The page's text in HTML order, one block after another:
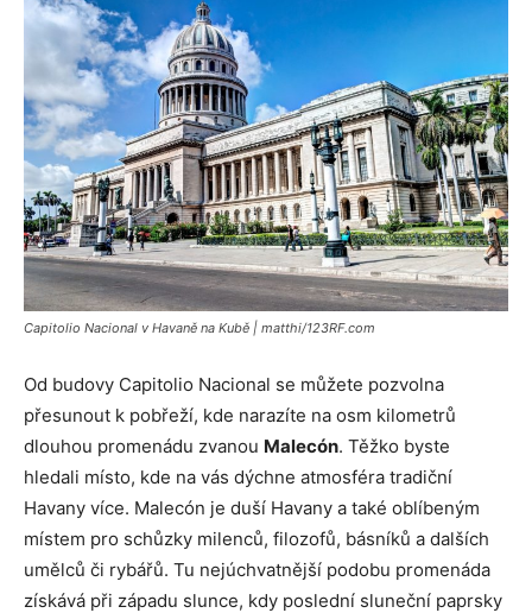
Capitolio Nacional v Havaně na Kubě | matthi/123RF.com
Od budovy Capitolio Nacional se můžete pozvolna
přesunout k pobřeží, kde narazíte na osm kilometrů
dlouhou promenádu zvanou Malecón. Těžko byste
hledali místo, kde na vás dýchne atmosféra tradiční
Havany více. Malecón je duší Havany a také oblíbeným
místem pro schůzky milenců, filozofů, básníků a dalších
umělců či rybářů. Tu nejúchvatnější podobu promenáda
získává při západu slunce, kdy poslední sluneční paprsky